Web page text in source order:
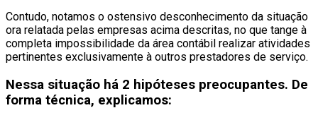
Contudo, notamos o ostensivo desconhecimento da situação
ora relatada pelas empresas acima descritas, no que tange à
completa impossibilidade da área contábil realizar atividades
pertinentes exclusivamente à outros prestadores de serviço.
Nessa situação há 2 hipóteses preocupantes. De
forma técnica, explicamos: